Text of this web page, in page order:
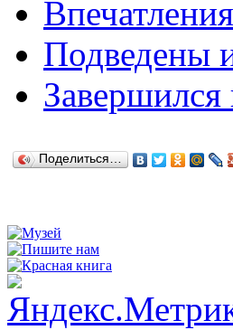
Подведены
Завершился
Поделиться…